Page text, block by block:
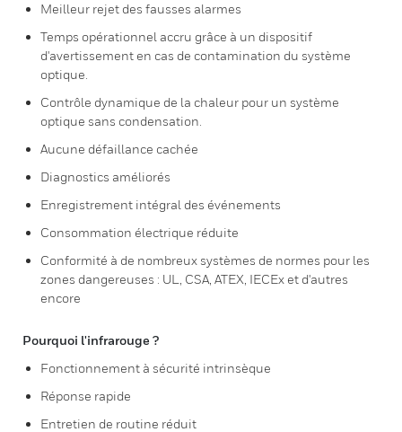
Meilleur rejet des fausses alarmes
Temps opérationnel accru grâce à un dispositif
d'avertissement en cas de contamination du système
optique.
Contrôle dynamique de la chaleur pour un système
optique sans condensation.
Aucune défaillance cachée
Diagnostics améliorés
Enregistrement intégral des événements
Consommation électrique réduite
Conformité à de nombreux systèmes de normes pour les
zones dangereuses : UL, CSA, ATEX, IECEx et d'autres
encore
Pourquoi l'infrarouge ?
Fonctionnement à sécurité intrinsèque
Réponse rapide
Entretien de routine réduit